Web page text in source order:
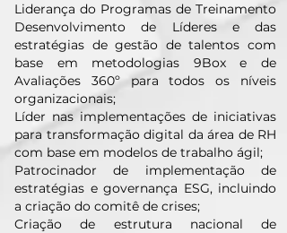
Liderança do Programas de Treinamento
Desenvolvimento de Líderes e das
estratégias de gestão de talentos com
base em metodologias 9Box e de
Avaliações 360º para todos os níveis
organizacionais;
Líder nas implementações de iniciativas
para transformação digital da área de RH
com base em modelos de trabalho ágil;
Patrocinador de implementação de
estratégias e governança ESG, incluindo
a criação do comitê de crises;
Criação de estrutura nacional de